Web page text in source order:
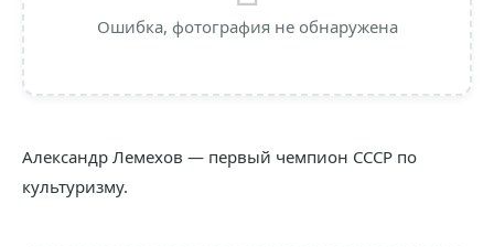
Ошибка, фотография не обнаружена
Александр Лемехов — первый чемпион СССР по
культуризму.